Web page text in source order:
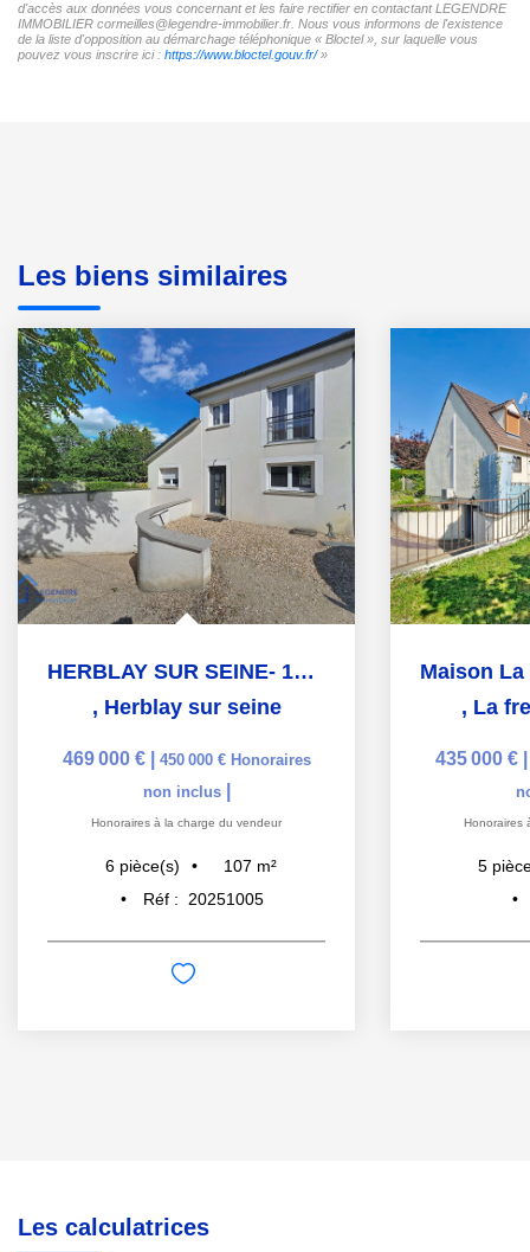
d'accès aux données vous concernant et les faire rectifier en contactant LEGENDRE
IMMOBILIER cormeilles@legendre-immobilier.fr. Nous vous informons de l'existence
de la liste d'opposition au démarchage téléphonique « Bloctel », sur laquelle vous
pouvez vous inscrire ici : https://www.bloctel.gouv.fr/»
Les biens similaires
HERBLAY SUR SEINE- 18 MINUTES GARE
, Herblay sur seine
469 000 € 450 000 € Honoraires
non inclus
Honoraires à la charge du vendeur
6 pièce(s) 107 m²
Réf :
20251005
, La
435 000 €
Honoraires
5
Les calculatrices